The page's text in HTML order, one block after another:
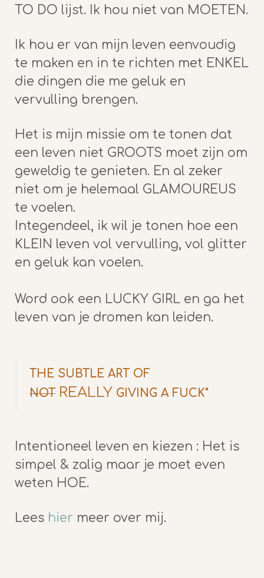
TO DO lijst. Ik hou niet van MOETEN.
Ik hou er van mijn leven eenvoudig
te maken en in te richten met ENKEL
die dingen die me geluk en
vervulling brengen.
Het is mijn missie om te tonen dat
een leven niet GROOTS moet zijn om
geweldig te genieten. En al zeker
niet om je helemaal GLAMOUREUS
te voelen.
Integendeel, ik wil je tonen hoe een
KLEIN leven vol vervulling, vol glitter
en geluk kan voelen.
Word ook een LUCKY GIRL en ga het
leven van je dromen kan leiden.
THE SUBTLE ART OF
NOT REALLY GIVING A FUCK"
Intentioneel leven en kiezen : Het is
simpel & zalig maar je moet even
weten HOE.
Lees hier meer over mij.